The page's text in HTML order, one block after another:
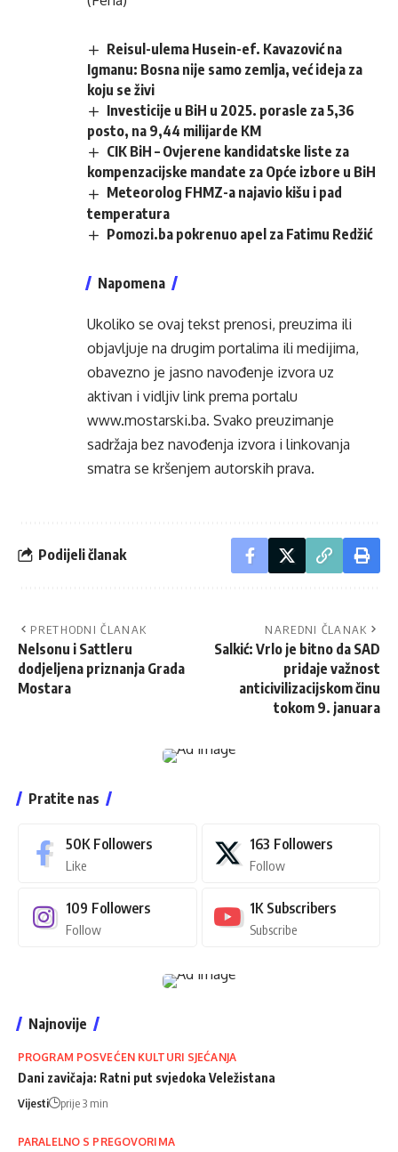
Reisul-ulema Husein-ef. Kavazović na
Igmanu: Bosna nije samo zemlja, već ideja za
koju se živi
Investicije u BiH u 2025. porasle za 5,36
posto, na 9,44 milijarde KM
CIK BiH – Ovjerene kandidatske liste za
kompenzacijske mandate za Opće izbore u BiH
Meteorolog FHMZ-a najavio kišu i pad
temperatura
Pomozi.ba pokrenuo apel za Fatimu Redžić
Napomena
Ukoliko se ovaj tekst prenosi, preuzima ili
objavljuje na drugim portalima ili medijima,
obavezno je jasno navođenje izvora uz
aktivan i vidljiv link prema portalu
www.mostarski.ba. Svako preuzimanje
sadržaja bez navođenja izvora i linkovanja
smatra se kršenjem autorskih prava.
Podijeli članak
PRETHODNI ČLANAK
Nelsonu i Sattleru
dodjeljena priznanja Grada
Mostara
NAREDNI ČLANAK
Salkić: Vrlo je bitno da SAD
pridaje važnost
anticivilizacijskom činu
tokom 9. januara
Pratite nas
50K Followers
Like
163 Followers
Follow
109 Followers
Follow
1K Subscribers
Subscribe
Najnovije
PROGRAM POSVEĆEN KULTURI SJEĆANJA
Dani zavičaja: Ratni put svjedoka Veležistana
Vijesti prije 3 min
PARALELNO S PREGOVORIMA